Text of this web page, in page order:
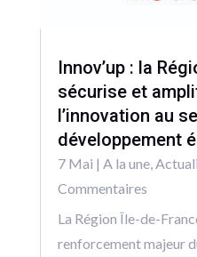
Innov’up : la
sécurise et
l’innovation au
développement
7 Mai | A la une,
Commentaires
La Région Île-de-
renforcement majeur